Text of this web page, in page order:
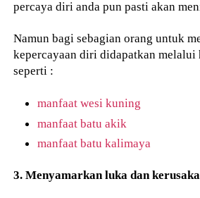
percaya diri anda pun pasti akan
Namun bagi sebagian orang untuk
kepercayaan diri didapatkan
seperti :
manfaat wesi kuning
manfaat batu akik
manfaat batu kalimaya
3. Menyamarkan luka dan